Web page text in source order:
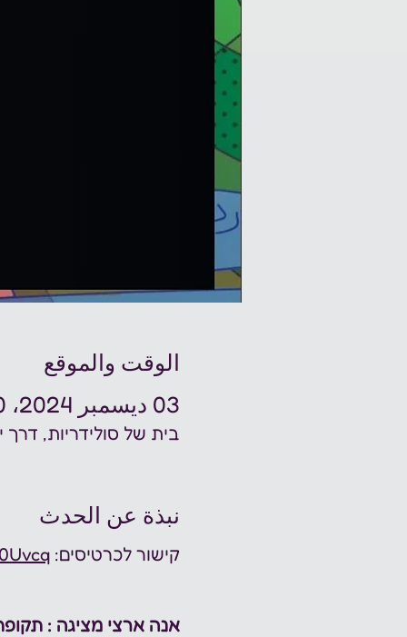
الوقت والموقع
03 ديسمبر 2024، 8:00 م
בית של סולידריות, דרך יפו 9, תל אביב-יפו,
نبذة عن الحدث
קישור לכרטיסים:
אנה ארצי מציגה : תקופת